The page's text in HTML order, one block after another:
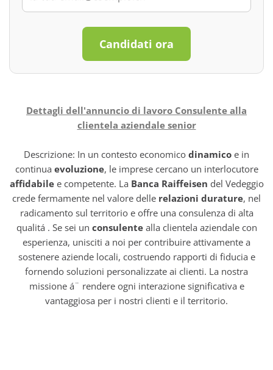
Candidati ora
Dettagli dell'annuncio di lavoro Consulente alla
clientela aziendale senior
Descrizione: In un contesto economico dinamico e in
continua evoluzione, le imprese cercano un interlocutore
affidabilee competente. La Banca Raiffeisen del Vedeggio
crede fermamente nel valore delle relazioni durature, nel
radicamento sul territorio e offre una consulenza di alta
qualitá . Se sei un consulentealla clientela aziendale con
esperienza, unisciti a noi per contribuire attivamente a
sostenere aziende locali, costruendo rapporti di fiducia e
fornendo soluzioni personalizzate ai clienti. La nostra
missione á¨ rendere ogni interazione significativa e
vantaggiosa per i nostri clienti e il territorio.